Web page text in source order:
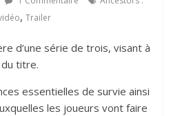
,Trailer
d’une série de trois, visant à
titre.
essentielles de survie ainsi
les joueurs vont faire